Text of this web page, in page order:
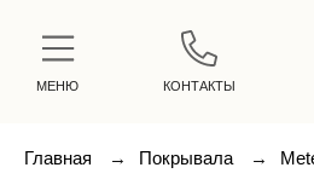
МЕНЮ КОНТАКТЫ
Главная → Покрывала →